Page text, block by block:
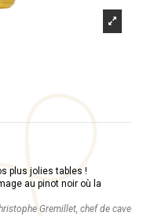
plus jolies tables !
au pinot noir où la
Gremillet, chef de cave